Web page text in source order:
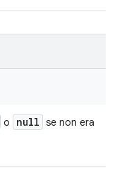
o null se non era